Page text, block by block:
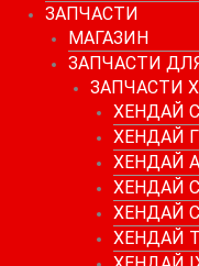
ЗАПЧАСТИ
МАГАЗИН
ЗАПЧАСТИ
ЗАПЧАСТИ
ХЕНДАЙ
ХЕНДАЙ
ХЕНДАЙ
ХЕНДАЙ
ХЕНДАЙ
ХЕНДАЙ